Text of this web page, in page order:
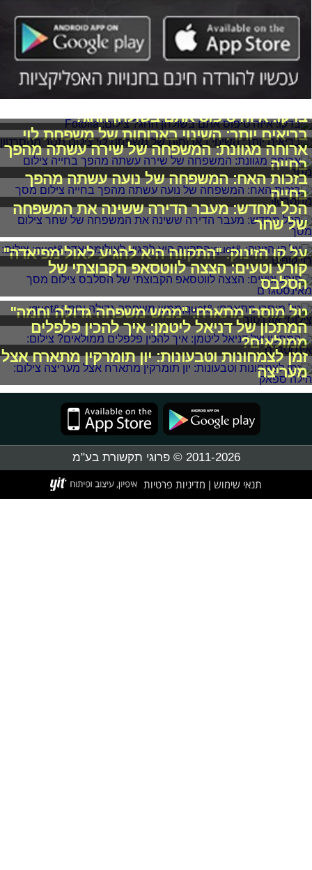
בדקו: איזה טיפוס אתם בשולחן החג?
בריאים יותר: השינוי בארוחות של משפחת לוי
ארוחה מגוונת: המשפחה של שירה עשתה מהפך
בחייה
בזכות האח: המשפחה של נועה עשתה מהפך
בחייה
הכל מחדש: מעבר הדירה ששינה את המשפחה
של שחר
על קו הזינוק: "התקווה היא להגיע לאולימפיאדה"
קורע וטעים: הצצה לווטסאפ הקבוצתי של
הסלבס
טל מוסרי מתארח: "ממש משפחה גדולה וחמה"
המתכון של דניאל ליטמן: איך להכין פלפלים
ממולאים?
זמן לצמחונות וטבעונות: יון תומרקין מתארח אצל
מעריצה
2011-2026 © פרוגי תקשורת בע"מ
תנאי שימוש מדיניות פרטיות